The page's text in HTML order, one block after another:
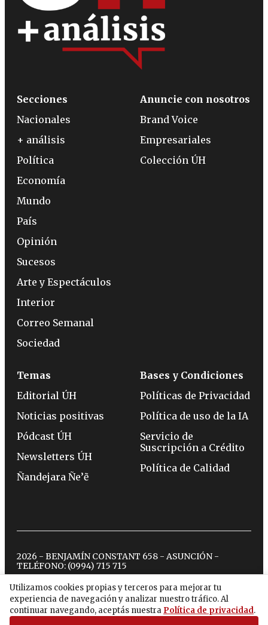
Utilizamos cookies propias y terceros para mejorar tu
experiencia de navegación y analizar nuestro tráfico. Al
continuar navegando, aceptás nuestra Política de privacidad.
Secciones
Nacionales
+ análisis
Política
Economía
Mundo
País
Opinión
Sucesos
Arte y Espectáculos
Interior
Correo Semanal
Sociedad
Anuncie con nosotros
Brand Voice
Empresariales
Colección ÚH
Temas
Editorial ÚH
Noticias positivas
Pódcast ÚH
Newsletters ÚH
Ñandejara Ñe’ẽ
Bases y Condiciones
Políticas de Privacidad
Política de uso de la IA
Servicio de
Suscripción a Crédito
Política de Calidad
2026 - BENJAMÍN CONSTANT 658 - ASUNCIÓN -
TELÉFONO: (0994) 715 715
twitterinstagram
facebook
tiktokyoutubespotify